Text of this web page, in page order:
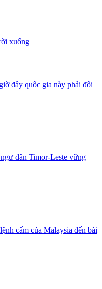
xuống
đây quốc gia này phải đối
dân Timor-Leste vững
cấm của Malaysia đến bài